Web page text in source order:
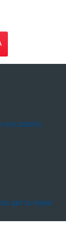
encantaría
por la mejor